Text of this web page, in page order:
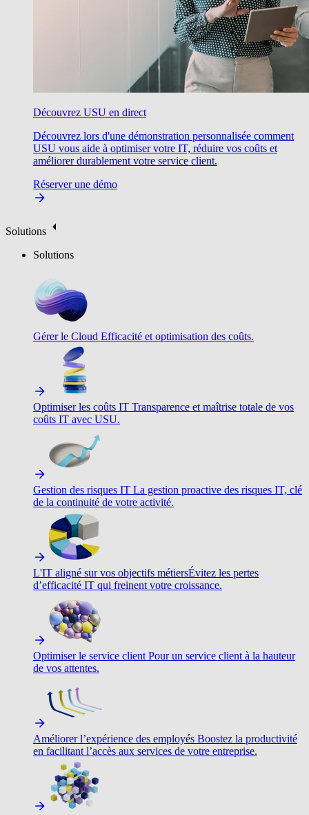
Découvrez USU en direct
Découvrez lors d'une démonstration personnalisée comment
USU vous aide à optimiser votre IT, réduire vos coûts et
améliorer durablement votre service client.
Réserver une démo
Solutions
Solutions
Gérer le Cloud Efficacité et optimisation des coûts.
Optimiser les coûts IT Transparence et maîtrise totale de vos
coûts IT avec USU.
Gestion des risques IT La gestion proactive des risques IT, clé
de la continuité de votre activité.
L'IT aligné sur vos objectifs métiersÉvitez les pertes
d’efficacité IT qui freinent votre croissance.
Optimiser le service client Pour un service client à la hauteur
de vos attentes.
Améliorer l’expérience des employés Boostez la productivité
en facilitant l’accès aux services de votre entreprise.